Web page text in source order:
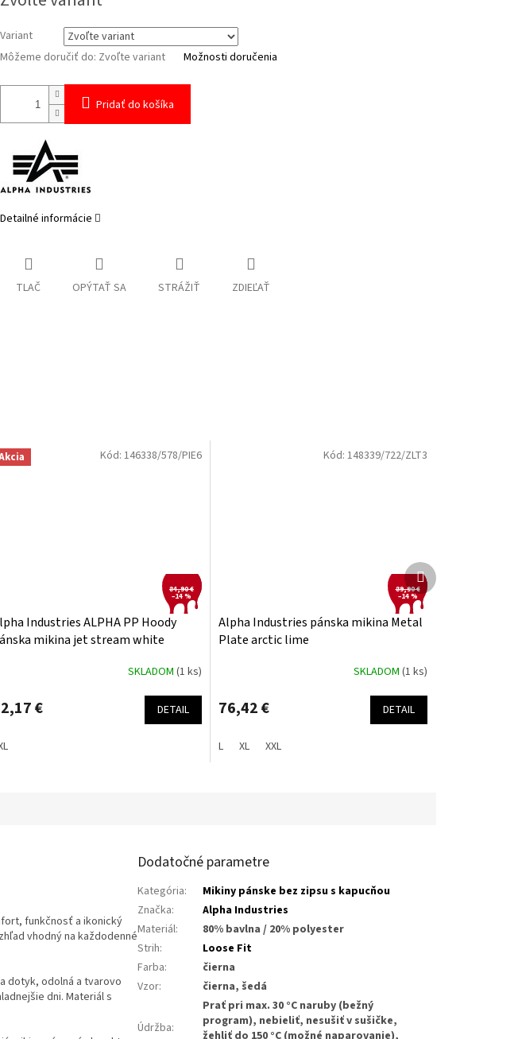
Variant
Môžeme doručiť do: Zvoľte variant Možnosti doručenia
Pridať do košíka
Detailné informácie
TLAČ OPÝTAŤ SA STRÁŽIŤ ZDIEĽAŤ
84,90 €
–14 %
Industries ALPHA PP Hoody
mikina jet stream white
SKLADOM (1 ks)
€ DETAIL
Kód: 146338/578/PIE6
89,90 €
–14 %
Alpha Industries pánska mikina Metal
Plate arctic lime
SKLADOM (1 ks)
76,42 € DETAIL
L XL XXL
Kód: 148339/722/ZLT3
Ďalší
produkt
funkčnosť a ikonický
vhodný na každodenné
dotyk, odolná a tvarovo
dni. Materiál s
Dodatočné parametre
Kategória:
Mikiny pánske bez zipsu s kapucňou
Značka:
Alpha Industries
Materiál:
80% bavlna / 20% polyester
Strih:
Loose Fit
Farba:
čierna
Vzor: čierna, šedá
Údržba:
Prať pri max. 30 °C naruby (bežný
program), nebieliť, nesušiť v sušičke,
žehliť do 150 °C (možné naparovanie),